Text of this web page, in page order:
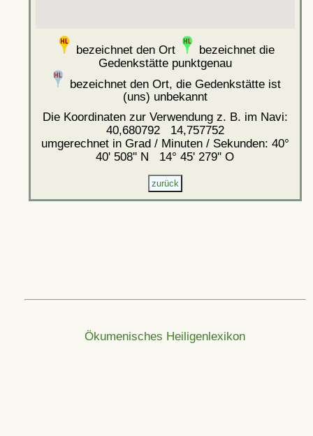
bezeichnet den Ort
bezeichnet die
Gedenkstätte punktgenau
bezeichnet den Ort, die Gedenkstätte ist
(uns) unbekannt
Die Koordinaten zur Verwendung z. B. im Navi:
40,680792 14,757752
umgerechnet in Grad / Minuten / Sekunden: 40°
40' 508'' N 14° 45' 279'' O
Ökumenisches Heiligenlexikon